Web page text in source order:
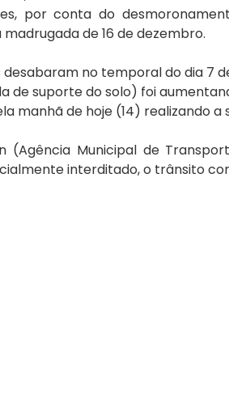
por conta do
de 16 de dezembro.
desabaram no temporal do dia 7
de suporte do solo) foi
manhã de hoje (14) realizando a
(Agência Municipal de
interditado, o trânsito